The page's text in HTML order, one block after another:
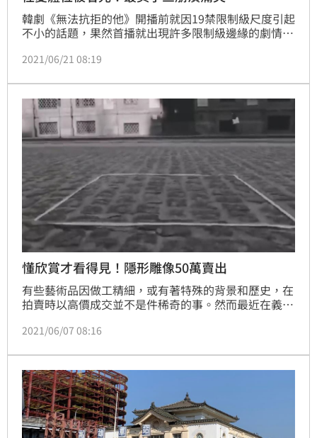
韓劇《無法抗拒的他》開播前就因19禁限制級尺度引起
不小的話題，果然首播就出現許多限制級邊緣的劇情，
男友做成人體雕塑，滿滿性暗示的作品放在公開場所展
2021/06/21 08:19
懂欣賞才看得見！隱形雕像50萬賣出
有些藝術品因做工精細，或有著特殊的背景和歷史，在
拍賣時以高價成交並不是件稀奇的事。然而最近在義大
高價，購買了一件「根本不存在的雕塑」，言下之意就
發熱烈討論。
2021/06/07 08:16